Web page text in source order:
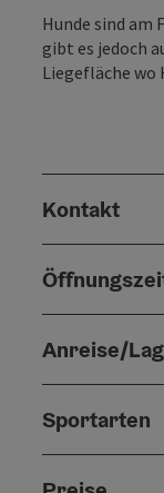
Hunde sind
gibt es jedoch
Liegefläche wo
Kontakt
Anreise/
Sportarten